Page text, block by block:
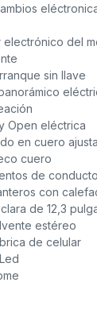
electrónico del
sin llave
Open eléctrica
en cuero
cuero
de
con
de 12,3
estéreo
de celular